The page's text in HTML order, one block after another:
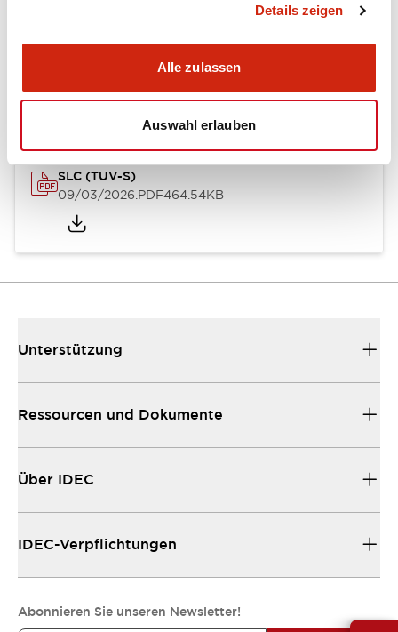
Details zeigen
Alle zulassen
Auswahl erlauben
Dokumente und Dateien
Genehmigungen & Standards
SLC (TUV-S)
09/03/2026.PDF464.54KB
Unterstützung
Ressourcen und Dokumente
Über IDEC
IDEC-Verpflichtungen
Abonnieren Sie unseren Newsletter!